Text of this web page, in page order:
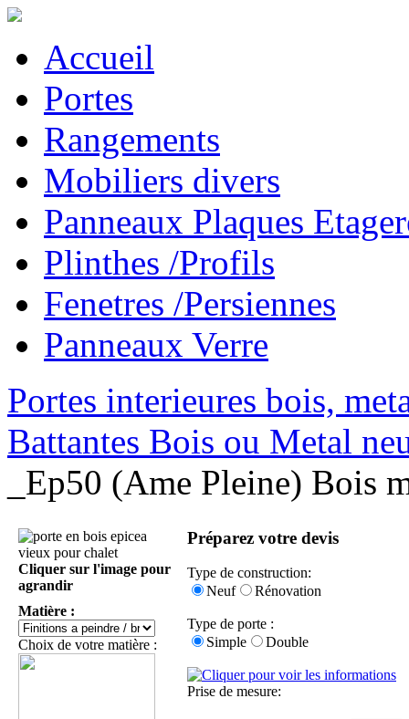
Accueil
Portes
Rangements
Mobiliers divers
Panneaux Plaques
Plinthes /Profils
Fenetres /Persiennes
Panneaux Verre
Portes interieures bois,
Battantes Bois ou Metal
_Ep50 (Ame Pleine) Bois
Cliquer sur l'image pour
agrandir
Matière :
Choix de votre matière :
Préparez votre devis
Type de construction:
Neuf
Rénovation
Type de porte :
Simple
Double
Prise de mesure: